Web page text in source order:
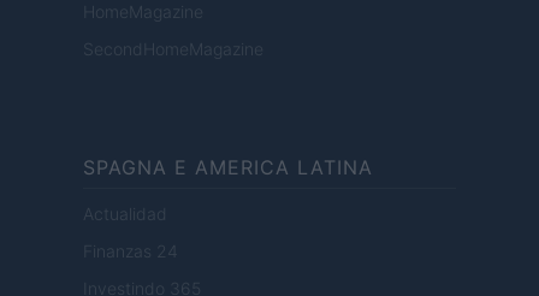
HomeMagazine
SecondHomeMagazine
SPAGNA E AMERICA LATINA
Actualidad
Finanzas 24
Investindo 365